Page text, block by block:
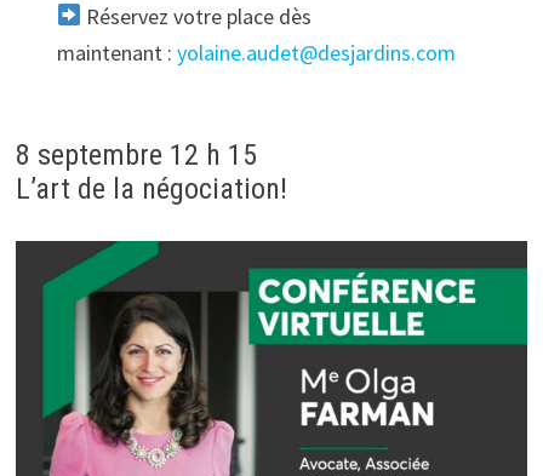
Réservez votre place dès
maintenant : yolaine.audet@desjardins.com
8 septembre 12 h 15
L’art de la négociation!